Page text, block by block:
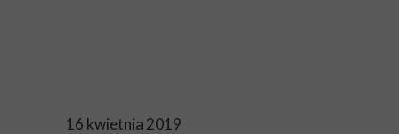
16 kwietnia 2019